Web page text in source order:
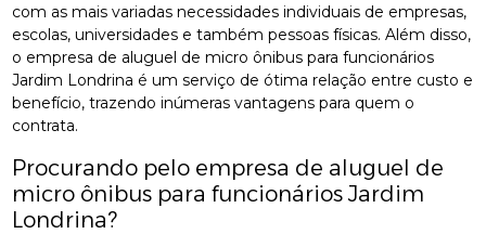
com as mais variadas necessidades individuais de empresas,
escolas, universidades e também pessoas físicas. Além disso,
o empresa de aluguel de micro ônibus para funcionários
Jardim Londrina é um serviço de ótima relação entre custo e
benefício, trazendo inúmeras vantagens para quem o
contrata.
Procurando pelo empresa de aluguel de
micro ônibus para funcionários Jardim
Londrina?